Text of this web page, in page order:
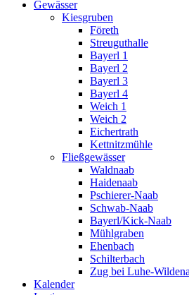
Gewässer
Kiesgruben
Företh
Streuguthalle
Bayerl 1
Bayerl 2
Bayerl 3
Bayerl 4
Weich 1
Weich 2
Eichertrath
Kettnitzmühle
Fließgewässer
Waldnaab
Haidenaab
Pschierer-Naab
Schwab-Naab
Bayerl/Kick-Naab
Mühlgraben
Ehenbach
Schilterbach
Zug bei Luhe-
Kalender